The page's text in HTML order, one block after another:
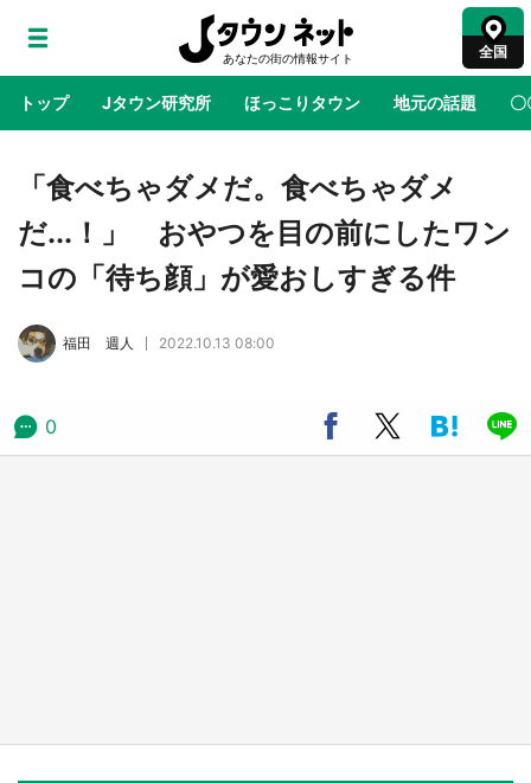
全国
トップ Jタウン研究所 ほっこりタウン 地元の話題 〇
地域×二次元 絶景 あの時はありがとう 物語がはじ
アニメ『はたらく細胞』と神奈川県の3度目コ
ラボ 作品の世界観通じて「小児がん」学べる
「食べちゃダメだ。食べちゃダメ
だ...！」 おやつを目の前にしたワン
コの「待ち顔」が愛おしすぎる件
福田 週人 2022.10.13 08:00
0